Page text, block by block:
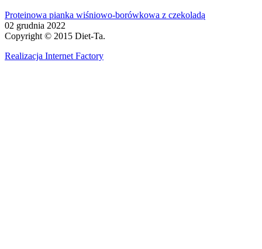
Proteinowa pianka wiśniowo-borówkowa z czekoladą
02 grudnia 2022
Copyright © 2015 Diet-Ta.
Realizacja Internet Factory